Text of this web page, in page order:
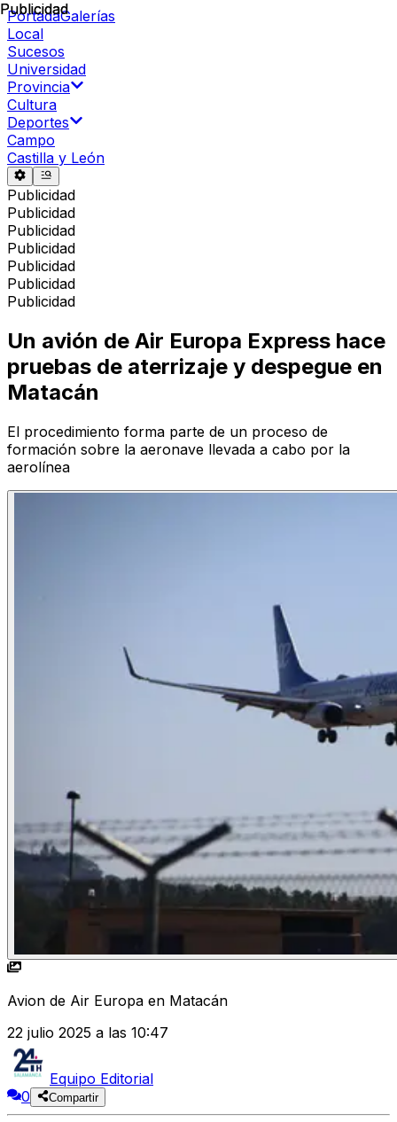
PortadaGalerías
Local
Sucesos
Universidad
Provincia
Cultura
Deportes
Campo
Castilla y León
Publicidad
Publicidad
Publicidad
Publicidad
Publicidad
Publicidad
Publicidad
Publicidad
Un avión de Air Europa Express hace
pruebas de aterrizaje y despegue en
Matacán
El procedimiento forma parte de un proceso de
formación sobre la aeronave llevada a cabo por la
aerolínea
Avion de Air Europa en Matacán
22 julio 2025 a las 10:47
Equipo Editorial
0
Compartir
Publicidad